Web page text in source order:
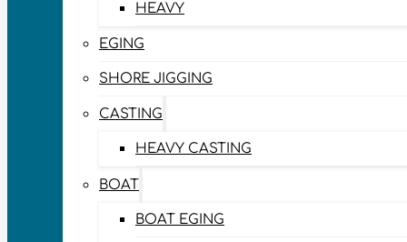
HEAVY
EGING
SHORE JIGGING
CASTING
HEAVY CASTING
BOAT
BOAT EGING